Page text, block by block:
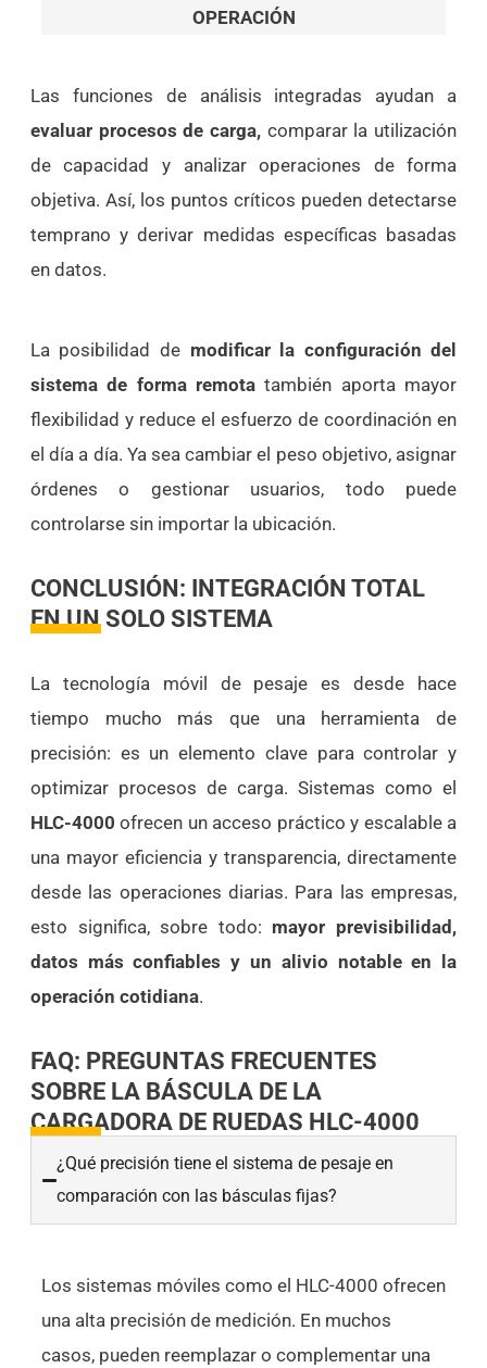
OPERACIÓN
Las funciones de análisis integradas ayudan a
evaluar procesos de carga, comparar la utilización
de capacidad y analizar operaciones de forma
objetiva. Así, los puntos críticos pueden detectarse
temprano y derivar medidas específicas basadas
en datos.
La posibilidad de modificar la configuración del
sistema de forma remota también aporta mayor
flexibilidad y reduce el esfuerzo de coordinación en
el día a día. Ya sea cambiar el peso objetivo, asignar
órdenes o gestionar usuarios, todo puede
controlarse sin importar la ubicación.
CONCLUSIÓN: INTEGRACIÓN TOTAL
EN UN SOLO SISTEMA
La tecnología móvil de pesaje es desde hace
tiempo mucho más que una herramienta de
precisión: es un elemento clave para controlar y
optimizar procesos de carga. Sistemas como el
HLC-4000 ofrecen un acceso práctico y escalable a
una mayor eficiencia y transparencia, directamente
desde las operaciones diarias. Para las empresas,
esto significa, sobre todo: mayor previsibilidad,
datos más confiables y un alivio notable en la
operación cotidiana.
FAQ: PREGUNTAS FRECUENTES
SOBRE LA BÁSCULA DE LA
CARGADORA DE RUEDAS HLC-4000
¿Qué precisión tiene el sistema de pesaje en
comparación con las básculas fijas?
Los sistemas móviles como el HLC-4000 ofrecen
una alta precisión de medición. En muchos
casos, pueden reemplazar o complementar una